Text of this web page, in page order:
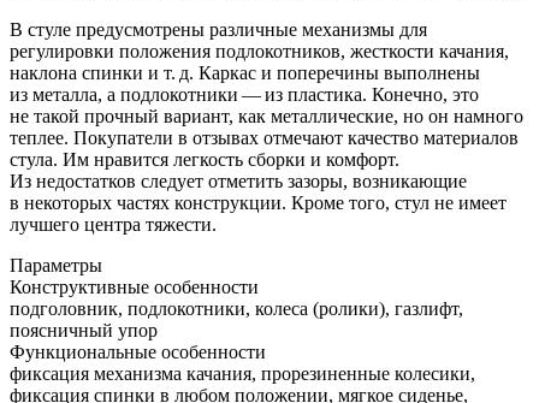
В стуле предусмотрены различные механизмы для
регулировки положения подлокотников, жесткости качания,
наклона спинки и т. д. Каркас и поперечины выполнены
из металла, а подлокотники — из пластика. Конечно, это
не такой прочный вариант, как металлические, но он намного
теплее. Покупатели в отзывах отмечают качество материалов
стула. Им нравится легкость сборки и комфорт.
Из недостатков следует отметить зазоры, возникающие
в некоторых частях конструкции. Кроме того, стул не имеет
лучшего центра тяжести.
Параметры
Конструктивные особенности
подголовник, подлокотники, колеса (ролики), газлифт,
поясничный упор
Функциональные особенности
фиксация механизма качания, прорезиненные колесики,
фиксация спинки в любом положении, мягкое сиденье,